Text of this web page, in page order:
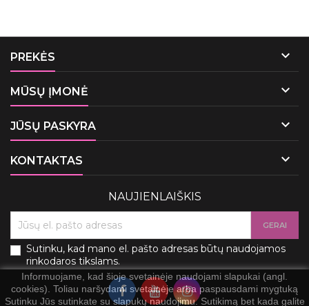
PREKĖS 
MŪSŲ ĮMONĖ 
JŪSŲ PASKYRA 
KONTAKTAS 
Informuojame, kad šioje svetainėje naudojami slapukai (angl.
cookies). Toliau naršydami svetainėje arba paspausdami mygtuką
Sutinku Jūs sutinkate su slapukų naudojimu. Sutikimą bet kada galite
NAUJIENLAIŠKIS
Sutinku, kad mano el. pašto adresas būtų naudojamos
rinkodaros tikslams.